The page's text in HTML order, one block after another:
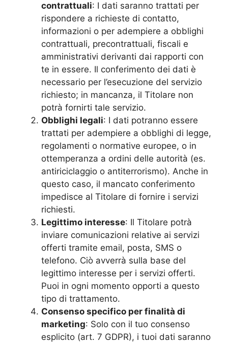
contrattuali: I dati saranno trattati per
rispondere a richieste di contatto,
informazioni o per adempiere a obblighi
contrattuali, precontrattuali, fiscali e
amministrativi derivanti dai rapporti con
te in essere. Il conferimento dei dati è
necessario per l’esecuzione del servizio
richiesto; in mancanza, il Titolare non
potrà fornirti tale servizio.
Obblighi legali: I dati potranno essere
trattati per adempiere a obblighi di legge,
regolamenti o normative europee, o in
ottemperanza a ordini delle autorità (es.
antiriciclaggio o antiterrorismo). Anche in
questo caso, il mancato conferimento
impedisce al Titolare di fornire i servizi
richiesti.
Legittimo interesse: Il Titolare potrà
inviare comunicazioni relative ai servizi
offerti tramite email, posta, SMS o
telefono. Ciò avverrà sulla base del
legittimo interesse per i servizi offerti.
Puoi in ogni momento opporti a questo
tipo di trattamento.
Consenso specifico per finalità di
marketing: Solo con il tuo consenso
esplicito (art. 7 GDPR), i tuoi dati saranno